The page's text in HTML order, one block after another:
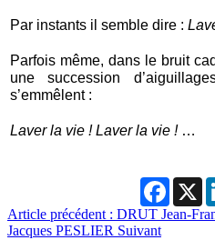
Par instants il semble dire :
Parfois même, dans le bruit
une succession
s’emmêlent :
Laver la vie ! Laver la vie !…
X
Article précédent : DRUT Jean-
Jacques PESLIER Suivant